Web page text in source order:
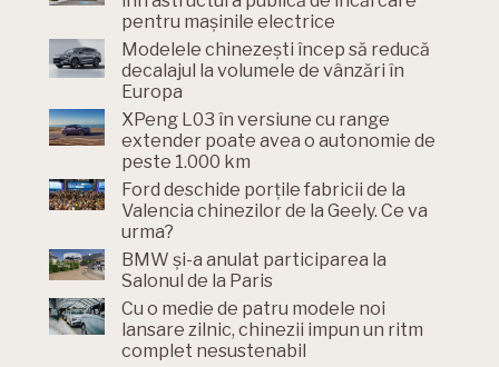
pentru mașinile electrice
Modelele chinezești încep să reducă
decalajul la volumele de vânzări în
Europa
XPeng L03 în versiune cu range
extender poate avea o autonomie de
peste 1.000 km
Ford deschide porțile fabricii de la
Valencia chinezilor de la Geely. Ce va
urma?
BMW și-a anulat participarea la
Salonul de la Paris
Cu o medie de patru modele noi
lansare zilnic, chinezii impun un ritm
complet nesustenabil